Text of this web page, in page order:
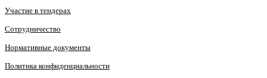
Участие в тендерах
Сотрудничество
Нормативные документы
Политика конфиденциальности